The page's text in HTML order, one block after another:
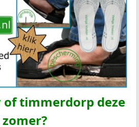
timmerdorp deze
zomer?